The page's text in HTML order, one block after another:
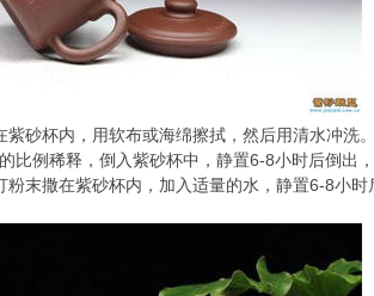
砂杯内，用软布或海绵擦拭，然后用清水冲洗
比例稀释，倒入紫砂杯中，静置6-8小时后倒出
末撒在紫砂杯内，加入适量的水，静置6-8小